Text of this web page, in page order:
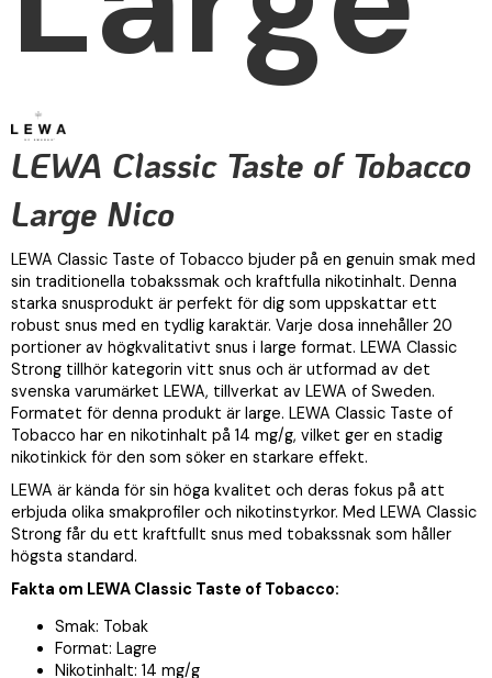
LEWA Classic Taste of Tobacco
Large Nico
LEWA Classic Taste of Tobacco bjuder på en genuin smak med
sin traditionella tobakssmak och kraftfulla nikotinhalt. Denna
starka snusprodukt är perfekt för dig som uppskattar ett
robust snus med en tydlig karaktär. Varje dosa innehåller 20
portioner av högkvalitativt snus i large format. LEWA Classic
Strong tillhör kategorin vitt snus och är utformad av det
svenska varumärket LEWA, tillverkat av LEWA of Sweden.
Formatet för denna produkt är large. LEWA Classic Taste of
Tobacco har en nikotinhalt på 14 mg/g, vilket ger en stadig
nikotinkick för den som söker en starkare effekt.
LEWA är kända för sin höga kvalitet och deras fokus på att
erbjuda olika smakprofiler och nikotinstyrkor. Med LEWA Classic
Strong får du ett kraftfullt snus med tobakssnak som håller
högsta standard.
Fakta om LEWA Classic Taste of Tobacco:
Smak: Tobak
Format: Lagre
Nikotinhalt: 14 mg/g